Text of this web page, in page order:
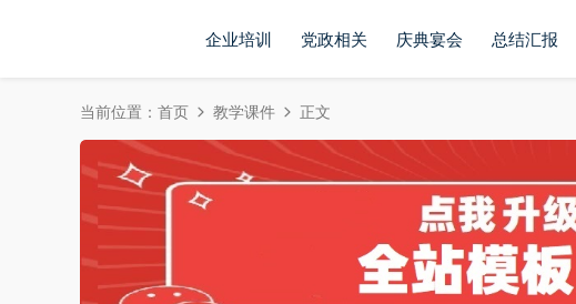
企业培训 党政相关 庆典宴会 总结汇报
当前位置： 首页 教学课件 正文